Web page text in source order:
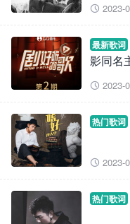
 2023-
最新歌词
影同名
 2023-
热门歌词
 2023-
热门歌词